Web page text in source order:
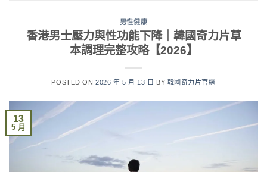
男性健康
香港男士壓力與性功能下降｜韓國奇力片草
本調理完整攻略【2026】
POSTED ON2026 年 5 月 13 日 BY 韓國奇力片官網
13
5 月